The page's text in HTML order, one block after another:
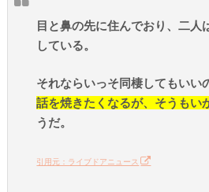
目と鼻の先に住んでおり、二人
している。
それならいっそ同棲してもいい
話を焼きたくなるが、そうもい
うだ。
引用元：ライブドアニュース